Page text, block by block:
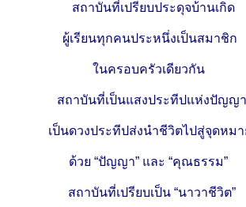
สถาบันที่เปรียบประดุจบ้านเกิด
ผู้เรียนทุกคนประหนึ่งเป็นสมาชิก
ในครอบครัวเดียวกัน
สถาบันที่เป็นแสงประทีปแห่งปัญญา
เป็นดวงประทีปส่งนำชีวิตไปสู่จุดหมา
ด้วย “ปัญญา” และ “คุณธรรม”
สถาบันที่เปรียบเป็น “นาวาชีวิต”